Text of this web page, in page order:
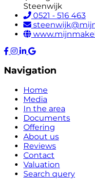
Steenwijk
0521 - 516 463
Navigation
Home
Media
In the area
Documents
Offering
About us
Reviews
Contact
Valuation
Search query